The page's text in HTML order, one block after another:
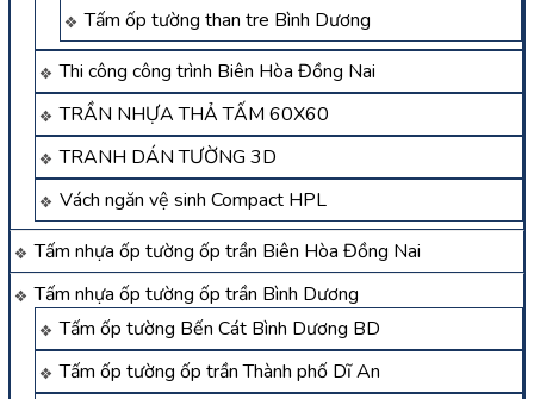
Tấm ốp tường than tre Bình Dương
Thi công công trình Biên Hòa Đồng Nai
TRẦN NHỰA THẢ TẤM 60X60
TRANH DÁN TƯỜNG 3D
Vách ngăn vệ sinh Compact HPL
Tấm nhựa ốp tường ốp trần Biên Hòa Đồng Nai
Tấm nhựa ốp tường ốp trần Bình Dương
Tấm ốp tường Bến Cát Bình Dương BD
Tấm ốp tường ốp trần Thành phố Dĩ An